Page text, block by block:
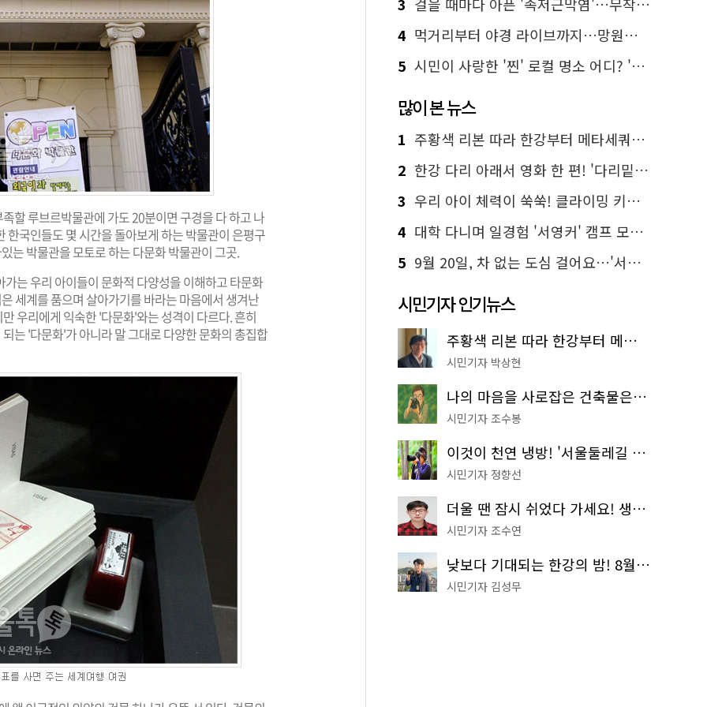
할 루브르박물관에 가도 20분이면 구경을 다 하고 나
국인들도 몇 시간을 돌아보게 하는 박물관이 은평구
는 박물관을 모토로 하는 다문화 박물관이 그곳.
는 우리 아이들이 문화적 다양성을 이해하고 타문화
세계를 품으며 살아가기를 바라는 마음에서 생겨난
우리에게 익숙한 '다문화'와는 성격이 다르다. 흔히
는 '다문화'가 아니라 말 그대로 다양한 문화의 총집합
4 먹거리부터 야경 라이브까지…망원한강공원 알짜 코스
5 시민이 사랑한 '찐' 로컬 명소 어디? '서울에디션25' 추천 코스
많이 본 뉴스
1 주황색 리본 따라 한강부터 메타세쿼이아 숲길까지…서울둘레길 15코스
2 한강 다리 아래서 영화 한 편! '다리밑 영화관' 무료 상영
3 우리 아이 체력이 쑥쑥! 클라이밍 키즈카페·어린이 체력장
4 대학 다니며 일경험 '서영커' 캠프 모집…전액 무료
5 9월 20일, 차 없는 도심 걸어요…'서울 걷자 페스티벌' 선착순 5천명
시민기자 인기뉴스
주황색 리본 따라 한강부터 메타세쿼이아 숲길까지…서울둘레길 15코스
시민기자 박상현
나의 마음을 사로잡은 건축물은? '서울시 건축상' 수상작 공개!
시민기자 조수봉
이것이 천연 냉방! '서울둘레길 9코스'로 숲속 피서 떠나볼까
시민기자 정향선
더울 땐 잠시 쉬었다 가세요! 생수 냉장고부터 해피소·무더위쉼터까지
시민기자 조수연
낮보다 기대되는 한강의 밤! 8월 한정 무료 '한강 밤핑' 예약은?
시민기자 김성무